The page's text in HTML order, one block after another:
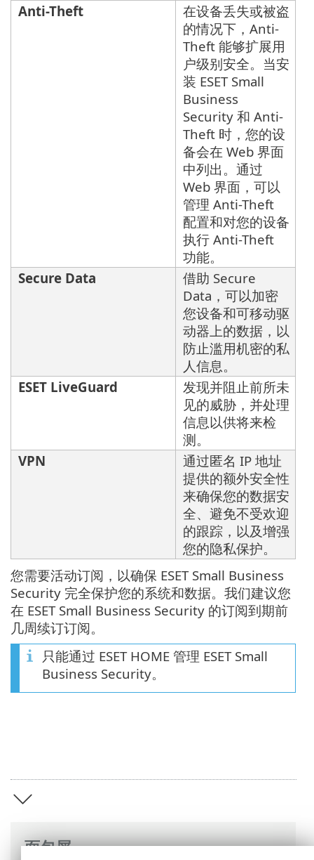
面包屑
Anti-Theft
在设备丢失或被盗
的情况下，Anti-
Theft 能够扩展用
户级别安全。当安
装 ESET Small
Business
Security 和 Anti-
Theft 时，您的设
备会在 Web 界面
中列出。通过
Web 界面，可以
管理 Anti-Theft
配置和对您的设备
执行 Anti-Theft
功能。
Secure Data
借助 Secure
Data，可以加密
您设备和可移动驱
动器上的数据，以
防止滥用机密的私
人信息。
ESET LiveGuard
发现并阻止前所未
见的威胁，并处理
信息以供将来检
测。
VPN
通过匿名 IP 地址
提供的额外安全性
来确保您的数据安
全、避免不受欢迎
的跟踪，以及增强
您的隐私保护。
您需要活动订阅，以确保 ESET Small Business
Security 完全保护您的系统和数据。我们建议您
在 ESET Small Business Security 的订阅到期前
几周续订订阅。
只能通过 ESET HOME 管理 ESET Small
Business Security。